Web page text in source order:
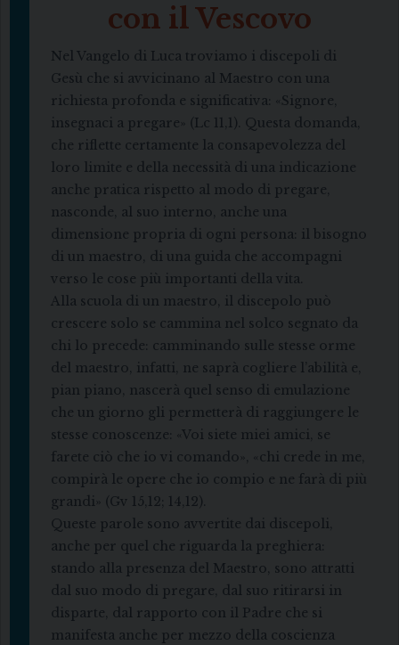
con il Vescovo
Nel Vangelo di Luca troviamo i discepoli di
Gesù che si avvicinano al Maestro con una
richiesta profonda e significativa: «Signore,
insegnaci a pregare» (Lc 11,1). Questa domanda,
che riflette certamente la consapevolezza del
loro limite e della necessità di una indicazione
anche pratica rispetto al modo di pregare,
nasconde, al suo interno, anche una
dimensione propria di ogni persona: il bisogno
di un maestro, di una guida che accompagni
verso le cose più importanti della vita.
Alla scuola di un maestro, il discepolo può
crescere solo se cammina nel solco segnato da
chi lo precede: camminando sulle stesse orme
del maestro, infatti, ne saprà cogliere l’abilità e,
pian piano, nascerà quel senso di emulazione
che un giorno gli permetterà di raggiungere le
stesse conoscenze: «Voi siete miei amici, se
farete ciò che io vi comando», «chi crede in me,
compirà le opere che io compio e ne farà di più
grandi» (Gv 15,12; 14,12).
Queste parole sono avvertite dai discepoli,
anche per quel che riguarda la preghiera:
stando alla presenza del Maestro, sono attratti
dal suo modo di pregare, dal suo ritirarsi in
disparte, dal rapporto con il Padre che si
manifesta anche per mezzo della coscienza